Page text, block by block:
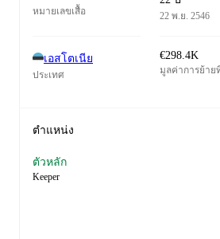
หมายเลขเสื้อ 22 พ.ย. 2546
เอสโตเนีย
ประเทศ
€298.4K
มูลค่าการย้าย
ตำแหน่ง
ตัวหลัก
Keeper